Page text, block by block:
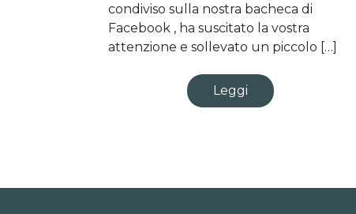
condiviso sulla nostra bacheca di
Facebook , ha suscitato la vostra
attenzione e sollevato un piccolo […]
Leggi